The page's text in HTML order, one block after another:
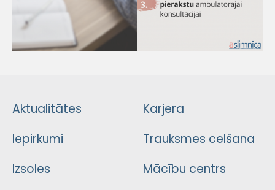
Aktualitātes
Iepirkumi
Izsoles
Karjera
Trauksmes celšana
Mācību centrs